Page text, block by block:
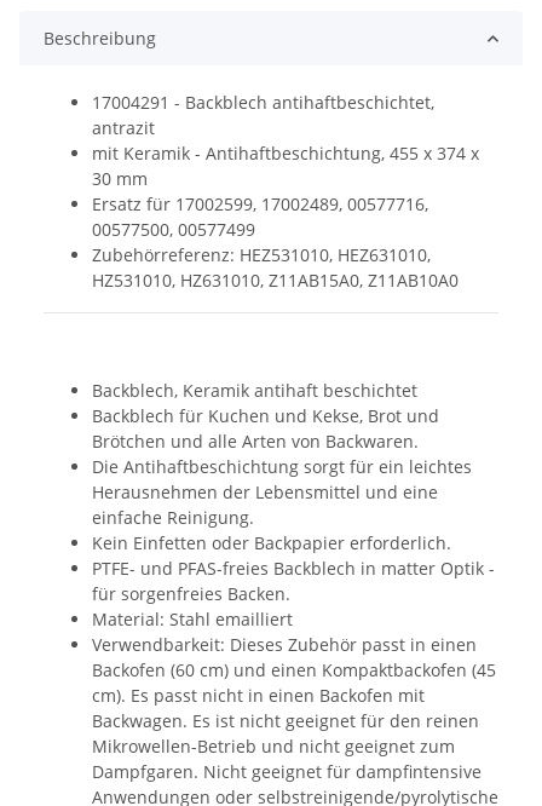
Beschreibung
17004291 - Backblech antihaftbeschichtet,
antrazit
mit Keramik - Antihaftbeschichtung, 455 x 374 x
30 mm
Ersatz für 17002599, 17002489, 00577716,
00577500, 00577499
Zubehörreferenz: HEZ531010, HEZ631010,
HZ531010, HZ631010, Z11AB15A0, Z11AB10A0
Backblech, Keramik antihaft beschichtet
Backblech für Kuchen und Kekse, Brot und
Brötchen und alle Arten von Backwaren.
Die Antihaftbeschichtung sorgt für ein leichtes
Herausnehmen der Lebensmittel und eine
einfache Reinigung.
Kein Einfetten oder Backpapier erforderlich.
PTFE- und PFAS-freies Backblech in matter Optik -
für sorgenfreies Backen.
Material: Stahl emailliert
Verwendbarkeit: Dieses Zubehör passt in einen
Backofen (60 cm) und einen Kompaktbackofen (45
cm). Es passt nicht in einen Backofen mit
Backwagen. Es ist nicht geeignet für den reinen
Mikrowellen-Betrieb und nicht geeignet zum
Dampfgaren. Nicht geeignet für dampfintensive
Anwendungen oder selbstreinigende/pyrolytische